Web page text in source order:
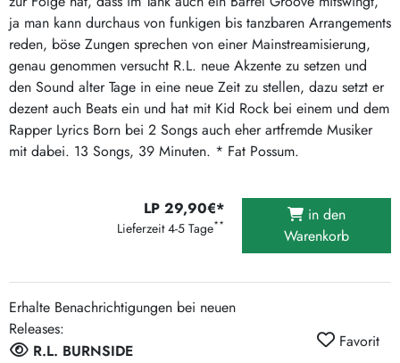
ja man kann durchaus von funkigen bis tanzbaren Arrangements
reden, böse Zungen sprechen von einer Mainstreamisierung,
genau genommen versucht R.L. neue Akzente zu setzen und
den Sound alter Tage in eine neue Zeit zu stellen, dazu setzt er
dezent auch Beats ein und hat mit Kid Rock bei einem und dem
Rapper Lyrics Born bei 2 Songs auch eher artfremde Musiker
mit dabei. 13 Songs, 39 Minuten. * Fat Possum.
LP 29,90€*
Lieferzeit 4-5 Tage**
in den
Warenkorb
Erhalte Benachrichtigungen bei neuen
Releases:
R.L. BURNSIDE
Favorit